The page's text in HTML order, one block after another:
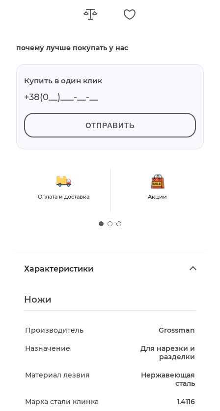
почему лучше покупать у нас
Купить в один клик
ОТПРАВИТЬ
Оплата и доставка Акции
Характеристики
Ножи
Производитель Grossman
Назначение
Для нарезки и
разделки
Материал лезвия
Нержавеющая
сталь
Марка стали клинка 1.4116